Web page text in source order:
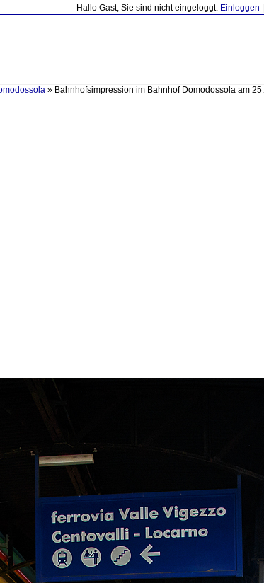
Hallo Gast, Sie sind nicht eingeloggt. Einloggen
» Bahnhofsimpression im Bahnhof Domodossola am